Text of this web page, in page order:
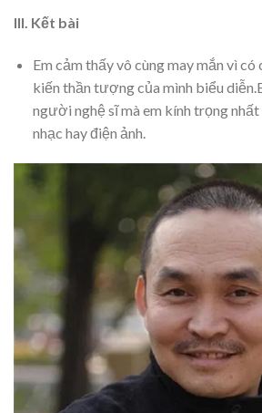
III. Kết bài
Em cảm thấy vô cùng may mắn vì
kiến thần tượng của mình biểu
người nghệ sĩ mà em kính trọng
nhạc hay điện ảnh.